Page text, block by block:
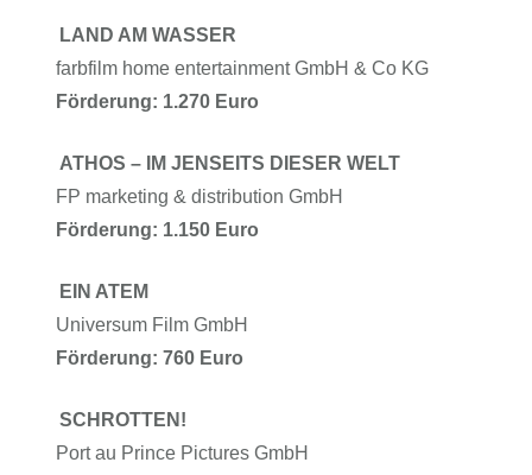
LAND AM WASSER
farbfilm home entertainment GmbH & Co KG
Förderung: 1.270 Euro
ATHOS – IM JENSEITS DIESER WELT
FP marketing & distribution GmbH
Förderung: 1.150 Euro
EIN ATEM
Universum Film GmbH
Förderung: 760 Euro
SCHROTTEN!
Port au Prince Pictures GmbH